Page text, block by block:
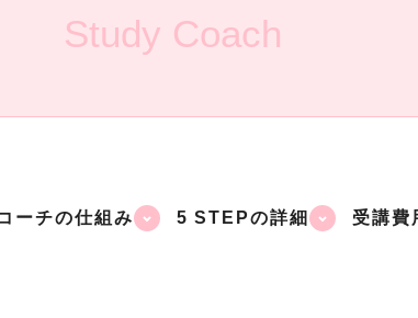
Study Coach
ーチの仕組み 5 STEPの詳細 受講費